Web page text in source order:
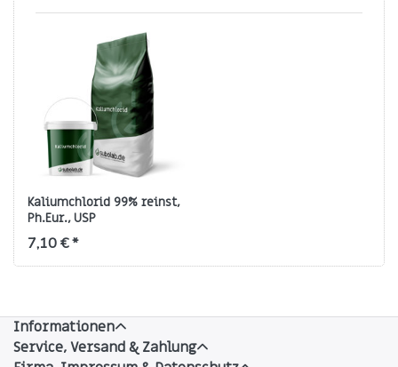
Kaliumchlorid 99% reinst,
Ph.Eur., USP
7,10 € *
Informationen
Service, Versand & Zahlung